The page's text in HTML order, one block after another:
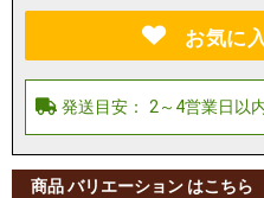
お気に
商品 バリエーション はこちら